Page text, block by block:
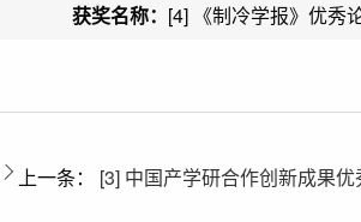
获奖名称： [4] 《制冷学报》优秀
上一条： [3] 中国产学研合作创新成果